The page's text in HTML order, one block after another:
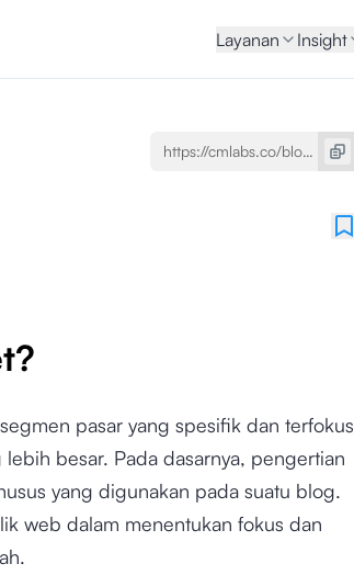
Layanan Insight
pasar yang spesifik dan terfokus
besar. Pada dasarnya, pengertian
yang digunakan pada suatu blog.
web dalam menentukan fokus dan